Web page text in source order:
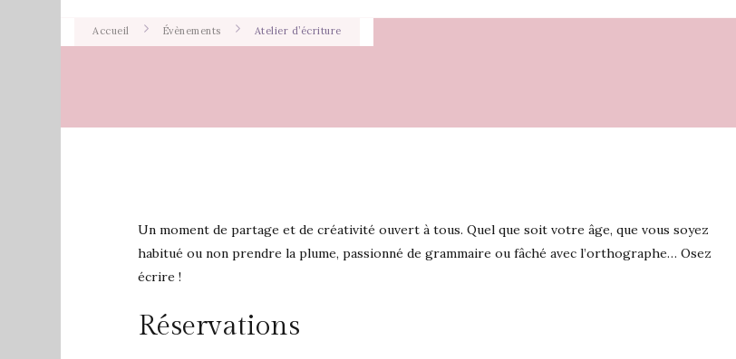
Accueil Évènements Atelier d’écriture
Un moment de partage et de créativité ouvert à tous. Quel que soit votre âge, que vous soyez
habitué ou non prendre la plume, passionné de grammaire ou fâché avec l’orthographe… Osez
écrire !
Réservations